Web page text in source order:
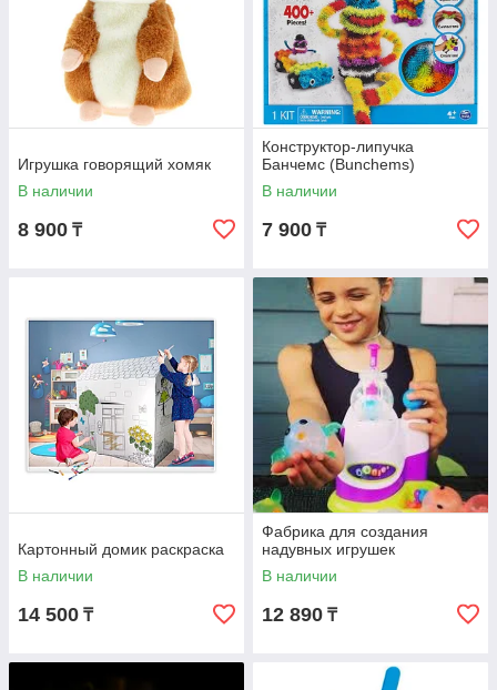
Игрушка говорящий хомяк
В наличии
8 900 ₸
Конструктор-липучка
Банчемс (Bunchems)
В наличии
7 900 ₸
Картонный домик раскраска
В наличии
14 500 ₸
Фабрика для создания
надувных игрушек
В наличии
12 890 ₸